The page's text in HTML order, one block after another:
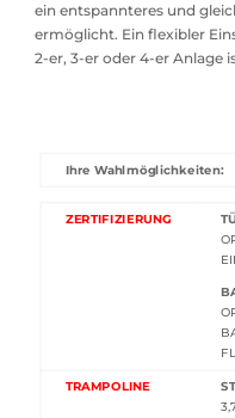
ein entspannteres und
ermöglicht. Ein flexibler
2-er, 3-er oder 4-er Anlage
Ihre Wahlmöglichkeiten:
ZERTIFIZIERUNG
TRAMPOLINE